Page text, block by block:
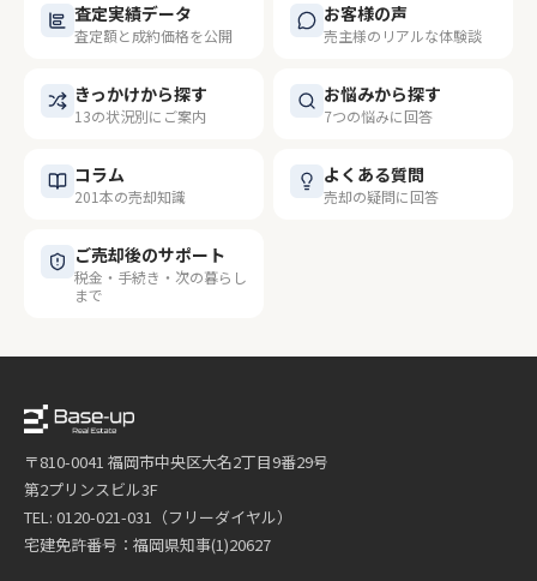
査定実績データ
査定額と成約価格を公開
お客様の声
売主様のリアルな体験談
きっかけから探す
13の状況別にご案内
お悩みから探す
7つの悩みに回答
コラム
201本の売却知識
よくある質問
売却の疑問に回答
ご売却後のサポート
税金・手続き・次の暮らし
まで
〒810-0041 福岡市中央区大名2丁目9番29号
第2プリンスビル3F
TEL: 0120-021-031（フリーダイヤル）
宅建免許番号：福岡県知事(1)20627